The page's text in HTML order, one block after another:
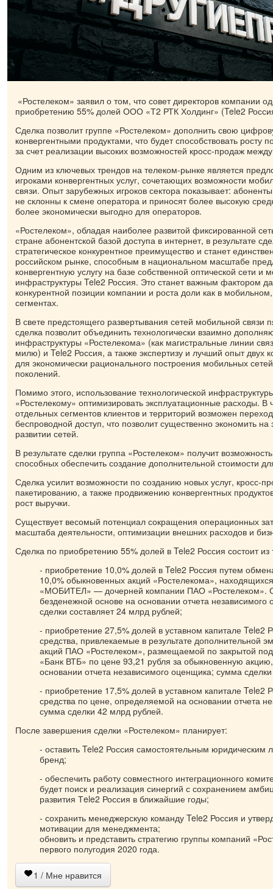
«Ростелеком» заявил о том, что совет директоров компании
приобретению 55% долей ООО «Т2 РТК Холдинг» (Tele2
Сделка позволит группе «Ростелеком» дополнить свою
конвергентными продуктами, что будет способствовать росту
за счет реализации высоких возможностей кросс-продаж
Одним из ключевых трендов на телеком-рынке является
игроками конвергентных услуг, сочетающих возможности
связи. Опыт зарубежных игроков сектора показывает:
не склонны к смене оператора и приносят более высокую
более экономически выгодно для операторов.
«Ростелеком», обладая наиболее развитой фиксированной
стране абонентской базой доступа в интернет, в результате
стратегическое конкурентное преимущество и станет
российском рынке, способным в национальном масштабе
конвергентную услугу на базе собственной оптической сети и
инфраструктуры Tele2 Россия. Это станет важным фактором
конкурентной позиции компании и роста доли как в
сегментах.
В свете предстоящего развертывания сетей мобильной связи
сделка позволит объединить технологически взаимно
инфраструктуры «Ростелекома» (как магистральные линии
милю) и Tele2 Россия, а также экспертизу и лучший опыт двух
для экономически рационального построения мобильных
поколений.
Помимо этого, использование технологической
«Ростелекому» оптимизировать эксплуатационные расходы. В
отдельных сегментов клиентов и территорий возможен
беспроводной доступ, что позволит существенно экономить на
развитии сетей.
В результате сделки группа «Ростелеком» получит
способных обеспечить создание дополнительной стоимости
Сделка усилит возможности по созданию новых услуг, кросс-
пакетированию, а также продвижению конвергентных
рост выручки.
Существует весомый потенциал сокращения операционных
масштаба деятельности, оптимизации внешних расходов и
Сделка по приобретению 55% долей в Tele2 Россия состоит из
- приобретение 10,0% долей в Tele2 Россия путем
10,0% обыкновенных акций «Ростелекома»,
«МОБИТЕЛ» — дочерней компании ПАО «Ростелеком».
безденежной основе на основании отчета
сделки составляет 24 млрд рублей;
- приобретение 27,5% долей в уставном капитале Tele2
средства, привлекаемые в результате дополнительной
акций ПАО «Ростелеком», размещаемой по закрытой
«Банк ВТБ» по цене 93,21 рубля за обыкновенную
основании отчета независимого оценщика; сумма
- приобретение 17,5% долей в уставном капитале Tele2
средства по цене, определяемой на основании отчета
сумма сделки 42 млрд рублей.
После завершения сделки «Ростелеком» планирует:
- оставить Tele2 Россия самостоятельным юридическим
бренд;
- обеспечить работу совместного интеграционного
будет поиск и реализация синергий с сохранением
развития Тele2 Россия в ближайшие годы;
- сохранить менеджерскую команду Tele2 Россия и
мотивации для менеджмента;
обновить и представить стратегию группы компаний
первого полугодия 2020 года.
1 / Мне нравится